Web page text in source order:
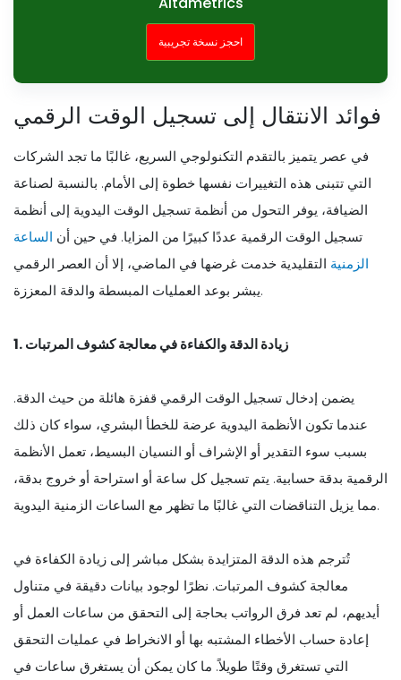
احجز نسخة تجريبية
فوائد الانتقال إلى تسجيل الوقت الرقمي
في عصر يتميز بالتقدم التكنولوجي السريع، غالبًا ما تجد الشركات
التي تتبنى هذه التغييرات نفسها خطوة إلى الأمام. بالنسبة لصناعة
الضيافة، يوفر التحول من أنظمة تسجيل الوقت اليدوية إلى أنظمة
تسجيل الوقت الرقمية عددًا كبيرًا من المزايا. في حين أن الساعة
الزمنية التقليدية خدمت غرضها في الماضي، إلا أن العصر الرقمي
يبشر بوعد العمليات المبسطة والدقة المعززة.
1. زيادة الدقة والكفاءة في معالجة كشوف المرتبات
يضمن إدخال تسجيل الوقت الرقمي قفزة هائلة من حيث الدقة.
عندما تكون الأنظمة اليدوية عرضة للخطأ البشري، سواء كان ذلك
بسبب سوء التقدير أو الإشراف أو النسيان البسيط، تعمل الأنظمة
الرقمية بدقة حسابية. يتم تسجيل كل ساعة أو استراحة أو خروج بدقة،
مما يزيل التناقضات التي غالبًا ما تظهر مع الساعات الزمنية اليدوية.
تُترجم هذه الدقة المتزايدة بشكل مباشر إلى زيادة الكفاءة في
معالجة كشوف المرتبات. نظرًا لوجود بيانات دقيقة في متناول
أيديهم، لم تعد فرق الرواتب بحاجة إلى التحقق من ساعات العمل أو
إعادة حساب الأخطاء المشتبه بها أو الانخراط في عمليات التحقق
التي تستغرق وقتًا طويلاً. ما كان يمكن أن يستغرق ساعات في